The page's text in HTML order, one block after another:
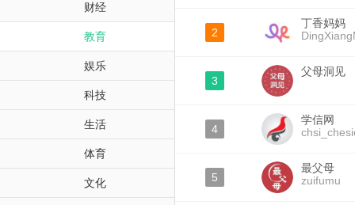
财经
教育
娱乐
科技
生活
体育
文化
2
丁香妈妈
3
父母洞见
4
学信网
5
最父母
zuifumu